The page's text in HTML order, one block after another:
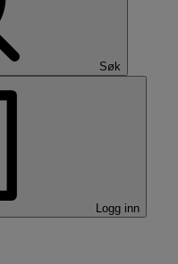
Søk
Logg inn